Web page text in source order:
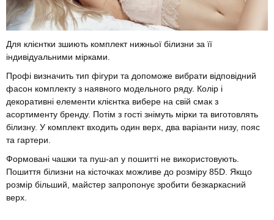
Для клієнтки зшиють комплект нижньої білизни за її
індивідуальними мірками.
Профі визначить тип фігури та допоможе вибрати відповідний
фасон комплекту з наявного модельного ряду. Колір і
декоративні елементи клієнтка вибере на свій смак з
асортименту бренду. Потім з гості знімуть мірки та виготовлять
білизну. У комплект входить один верх, два варіанти низу, пояс
та гартери.
Формовані чашки та пуш-ап у пошитті не використовують.
Пошиття білизни на кісточках можливе до розміру 85D. Якщо
розмір більший, майстер запропонує зробити безкаркасний
верх.